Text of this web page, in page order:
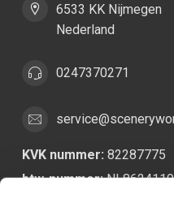
6533 KK Nijmegen
Nederland
0247370271
KVK nummer: 82287775
btw-nummer: